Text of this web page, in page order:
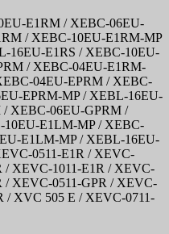
E1RM / XEBC-06EU-
/ XEBC-10EU-E1RM-MP
16EU-E1RS / XEBC-10EU-
/ XEBC-04EU-E1RM-
04EU-EPRM / XEBC-
EPRM-MP / XEBL-16EU-
XEBC-06EU-GPRM /
E1LM-MP / XEBC-
E1LM-MP / XEBL-16EU-
0511-E1R / XEVC-
/ XEVC-1011-E1R / XEVC-
/ XEVC-0511-GPR / XEVC-
/ XVC 505 E / XEVC-0711-